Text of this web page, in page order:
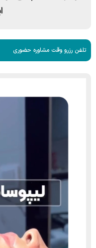
تلفن رزرو وقت مشاوره حضوری